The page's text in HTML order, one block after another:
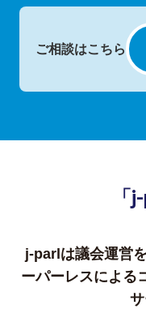
ご相談はこちら
「
j-parlは議会運営
ーパーレスによる
サ